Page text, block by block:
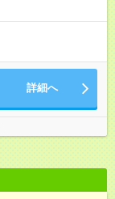
詳細へ